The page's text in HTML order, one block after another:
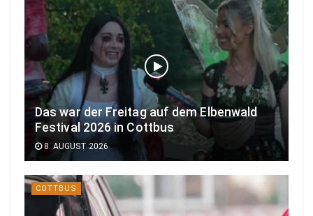
Das war der Freitag auf dem Elbenwald
Festival 2026 in Cottbus
8. AUGUST 2026
COTTBUS